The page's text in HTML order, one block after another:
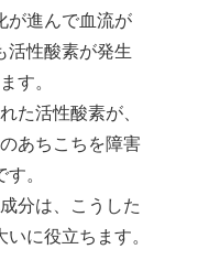
が進んで血流が
活性酸素が発生
す。
た活性酸素が、
あちこちを障害
。
分は、こうした
に役立ちます。